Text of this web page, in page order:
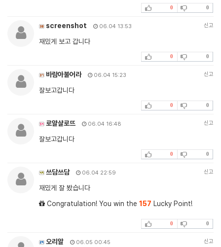
0 0
screenshot 06.04 13:53 신고
재밌게 보고 갑니다
0 0
바람아불어라 06.04 15:23 신고
잘보고갑니다
0 0
로얄샬로뜨 06.04 16:48 신고
잘보고갑니다
0 0
쓰담쓰담 06.04 22:59 신고
재밌게 잘 봤습니다
Congratulation! You win the 157 Lucky Point!
0 0
오리알 06.05 00:45 신고